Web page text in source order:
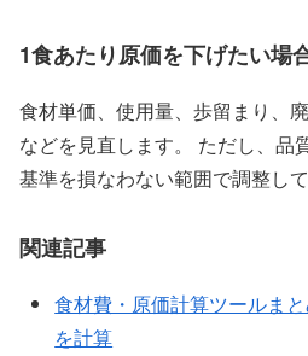
1食あたり原価を下げたい場
食材単価、使用量、歩留まり、
などを見直します。 ただし、品
基準を損なわない範囲で調整して
関連記事
食材費・原価計算ツールま
を計算